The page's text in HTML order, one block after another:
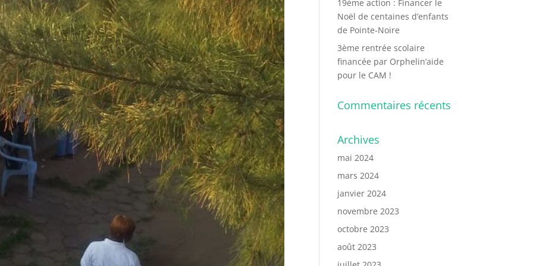
19ème action : Financer le
Noël de centaines d’enfants
de Pointe-Noire
3ème rentrée scolaire
financée par Orphelin’aide
pour le CAM !
Commentaires récents
Archives
mai 2024
mars 2024
janvier 2024
novembre 2023
octobre 2023
août 2023